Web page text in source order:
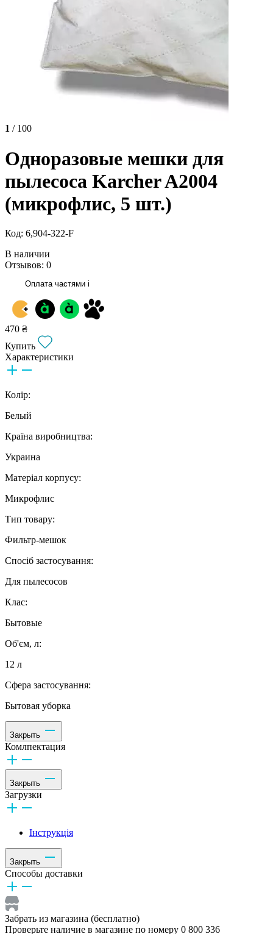
1 / 100
Одноразовые мешки для
пылесоса Karcher A2004
(микрофлис, 5 шт.)
Код: 6,904-322-F
В наличии
Отзывов: 0
Оплата частями i
470 ₴
Купить
Характеристики
Колір:
Белый
Країна виробництва:
Украина
Матеріал корпусу:
Микрофлис
Тип товару:
Фильтр-мешок
Спосіб застосування:
Для пылесосов
Клас:
Бытовые
Об'єм, л:
12 л
Сфера застосування:
Бытовая уборка
Закрыть
Комлпектация
Закрыть
Загрузки
Інструкція
Закрыть
Способы доставки
Забрать из магазина (бесплатно)
Проверьте наличие в магазине по номеру 0 800 336